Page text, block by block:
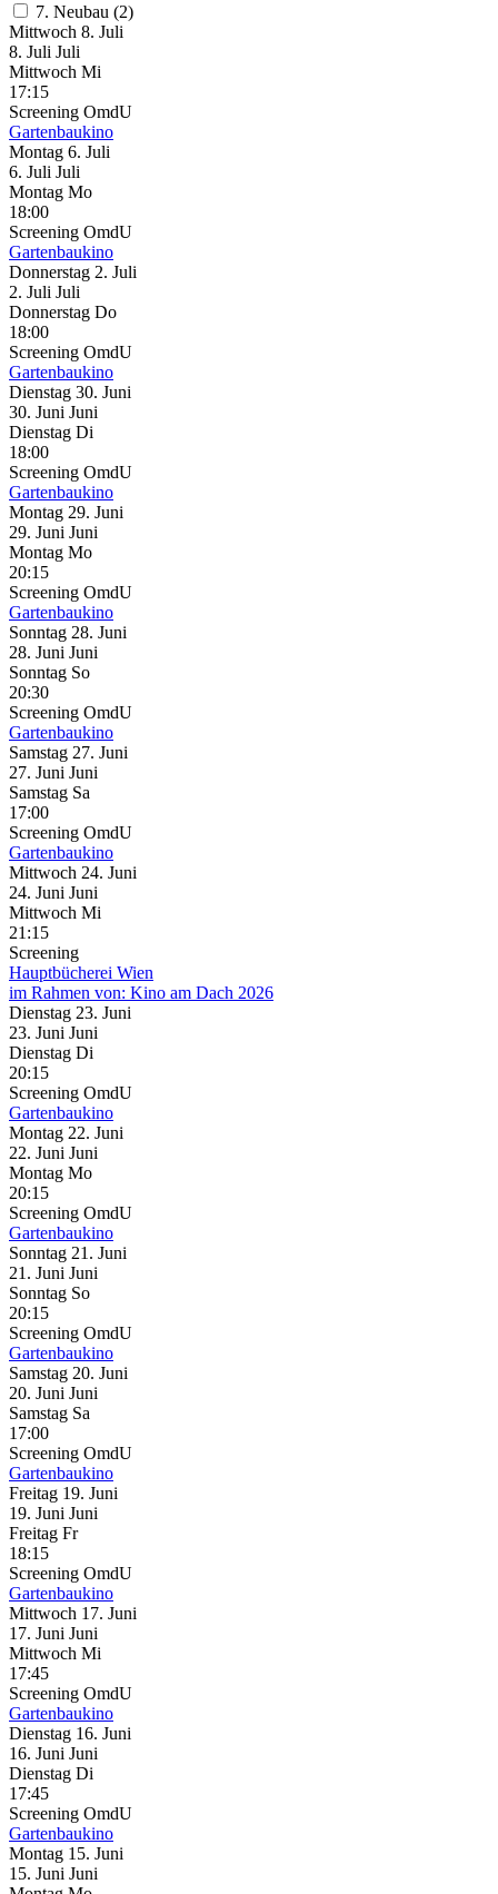
7. Neubau (2)
Mittwoch 8. Juli
8. Juli Juli
Mittwoch Mi
17:15
Screening OmdU
Gartenbaukino
Montag 6. Juli
6. Juli Juli
Montag Mo
18:00
Screening OmdU
Gartenbaukino
Donnerstag 2. Juli
2. Juli Juli
Donnerstag Do
18:00
Screening OmdU
Gartenbaukino
Dienstag 30. Juni
30. Juni Juni
Dienstag Di
18:00
Screening OmdU
Gartenbaukino
Montag 29. Juni
29. Juni Juni
Montag Mo
20:15
Screening OmdU
Gartenbaukino
Sonntag 28. Juni
28. Juni Juni
Sonntag So
20:30
Screening OmdU
Gartenbaukino
Samstag 27. Juni
27. Juni Juni
Samstag Sa
17:00
Screening OmdU
Gartenbaukino
Mittwoch 24. Juni
24. Juni Juni
Mittwoch Mi
21:15
Screening
Hauptbücherei Wien
im Rahmen von: Kino am Dach 2026
Dienstag 23. Juni
23. Juni Juni
Dienstag Di
20:15
Screening OmdU
Gartenbaukino
Montag 22. Juni
22. Juni Juni
Montag Mo
20:15
Screening OmdU
Gartenbaukino
Sonntag 21. Juni
21. Juni Juni
Sonntag So
20:15
Screening OmdU
Gartenbaukino
Samstag 20. Juni
20. Juni Juni
Samstag Sa
17:00
Screening OmdU
Gartenbaukino
Freitag 19. Juni
19. Juni Juni
Freitag Fr
18:15
Screening OmdU
Gartenbaukino
Mittwoch 17. Juni
17. Juni Juni
Mittwoch Mi
17:45
Screening OmdU
Gartenbaukino
Dienstag 16. Juni
16. Juni Juni
Dienstag Di
17:45
Screening OmdU
Gartenbaukino
Montag 15. Juni
15. Juni Juni